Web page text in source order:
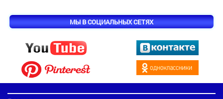
МЫ В СОЦИАЛЬНЫХ СЕТЯХ